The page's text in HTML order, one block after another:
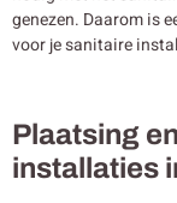
genezen. Daarom is
voor je sanitaire
Plaatsing
installaties